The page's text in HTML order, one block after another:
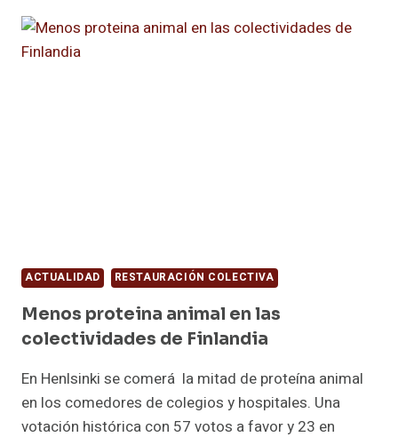
EL
ACTUALIDAD RESTAURACIÓN COLECTIVA
Menos proteina animal en las
colectividades de Finlandia
En Henlsinki se comerá la mitad de proteína animal
en los comedores de colegios y hospitales. Una
votación histórica con 57 votos a favor y 23 en